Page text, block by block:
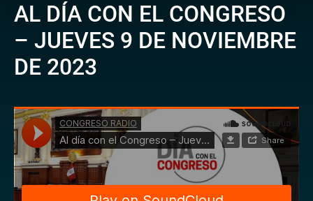
AL DÍA CON EL CONGRESO
– JUEVES 9 DE NOVIEMBRE
DE 2023